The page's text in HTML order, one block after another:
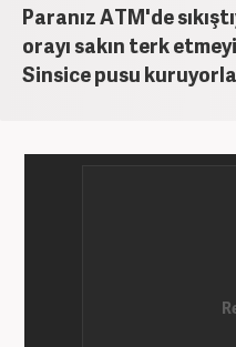
Paranız ATM'de
orayı sakın terk
Sinsice pusu